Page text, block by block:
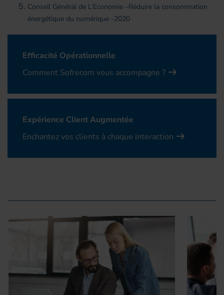
Conseil Général de L’Economie –Réduire la consommation
énergétique du numérique -2020
Efficacité Opérationnelle
Comment Sofrecom vous accompagne ?
Expérience Client Augmentée
Enchantez vos clients à chaque interaction